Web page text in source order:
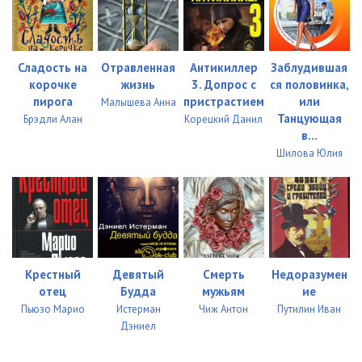
034 Соглядатай 03:56
036 Соглядатай 06:02
037 Соглядатай 07:27
06:26
039 Соглядатай 06:31
040 Соглядатай 03:28
041 Соглядатай 03:10
042 Соглядатай 07:33
043 Соглядатай 09:41
Сладость на
корочке
пирога
Брэдли Алан
Отравленная
жизнь
Малышева Анна
Антикиллер
3. Допрос с
пристрастием
Корецкий Данил
Заблудившая
ся половинка,
или
Танцующая
в...
Шилова Юлия
Крестный
отец
Пьюзо Марио
Девятый
Будда
Истерман
Дэниел
Смерть
мужьям
Чиж Антон
Недоразумен
ие
Путилин Иван